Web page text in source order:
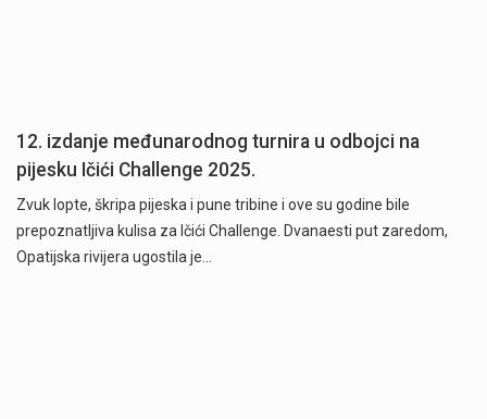
12. izdanje međunarodnog turnira u odbojci na
pijesku Ičići Challenge 2025.
Zvuk lopte, škripa pijeska i pune tribine i ove su godine bile
prepoznatljiva kulisa za Ičići Challenge. Dvanaesti put zaredom,
Opatijska rivijera ugostila je…